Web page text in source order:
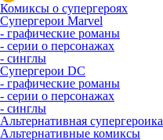
Комиксы о супергероях
Супергерои Marvel
- графические романы
- серии о персонажах
- синглы
Супергерои DC
- графические романы
- серии о персонажах
- синглы
Альтернативная супергероика
Альтернативные комиксы